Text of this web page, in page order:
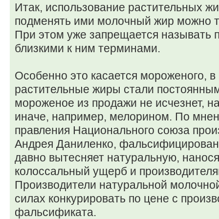
Итак, использование растительных
подменять ими молочный жир можно
При этом уже запрещается называть
близкими к ним терминами.
Особенно это касается мороженого,
растительные жиры стали
мороженое из продажи не исчезнет,
иначе, например, мелорином. По
правления Национального союза
Андрея Даниленко,
давно вытесняет натуральную,
колоссальный ущерб и
Производители натуральной
силах конкурировать по цене с
фальсификата.